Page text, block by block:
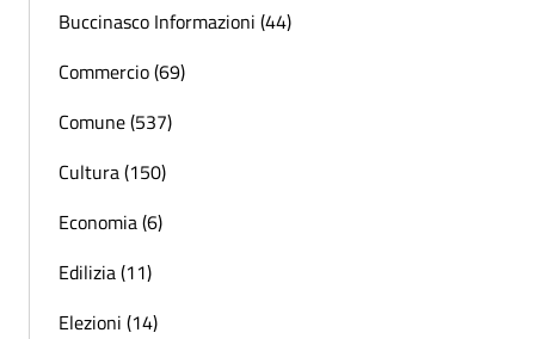
Buccinasco Informazioni (44)
Commercio (69)
Comune (537)
Cultura (150)
Economia (6)
Edilizia (11)
Elezioni (14)